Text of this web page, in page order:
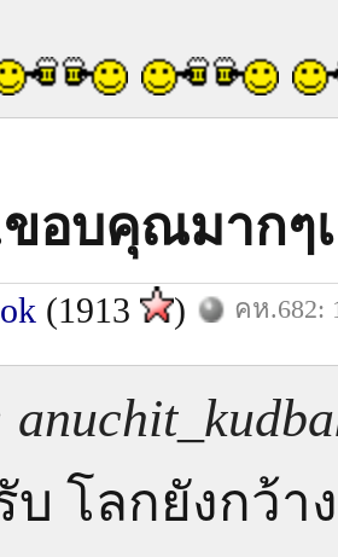
อบคุณมากๆ
(1913 ) คห.682:
บ โลกยังกว้